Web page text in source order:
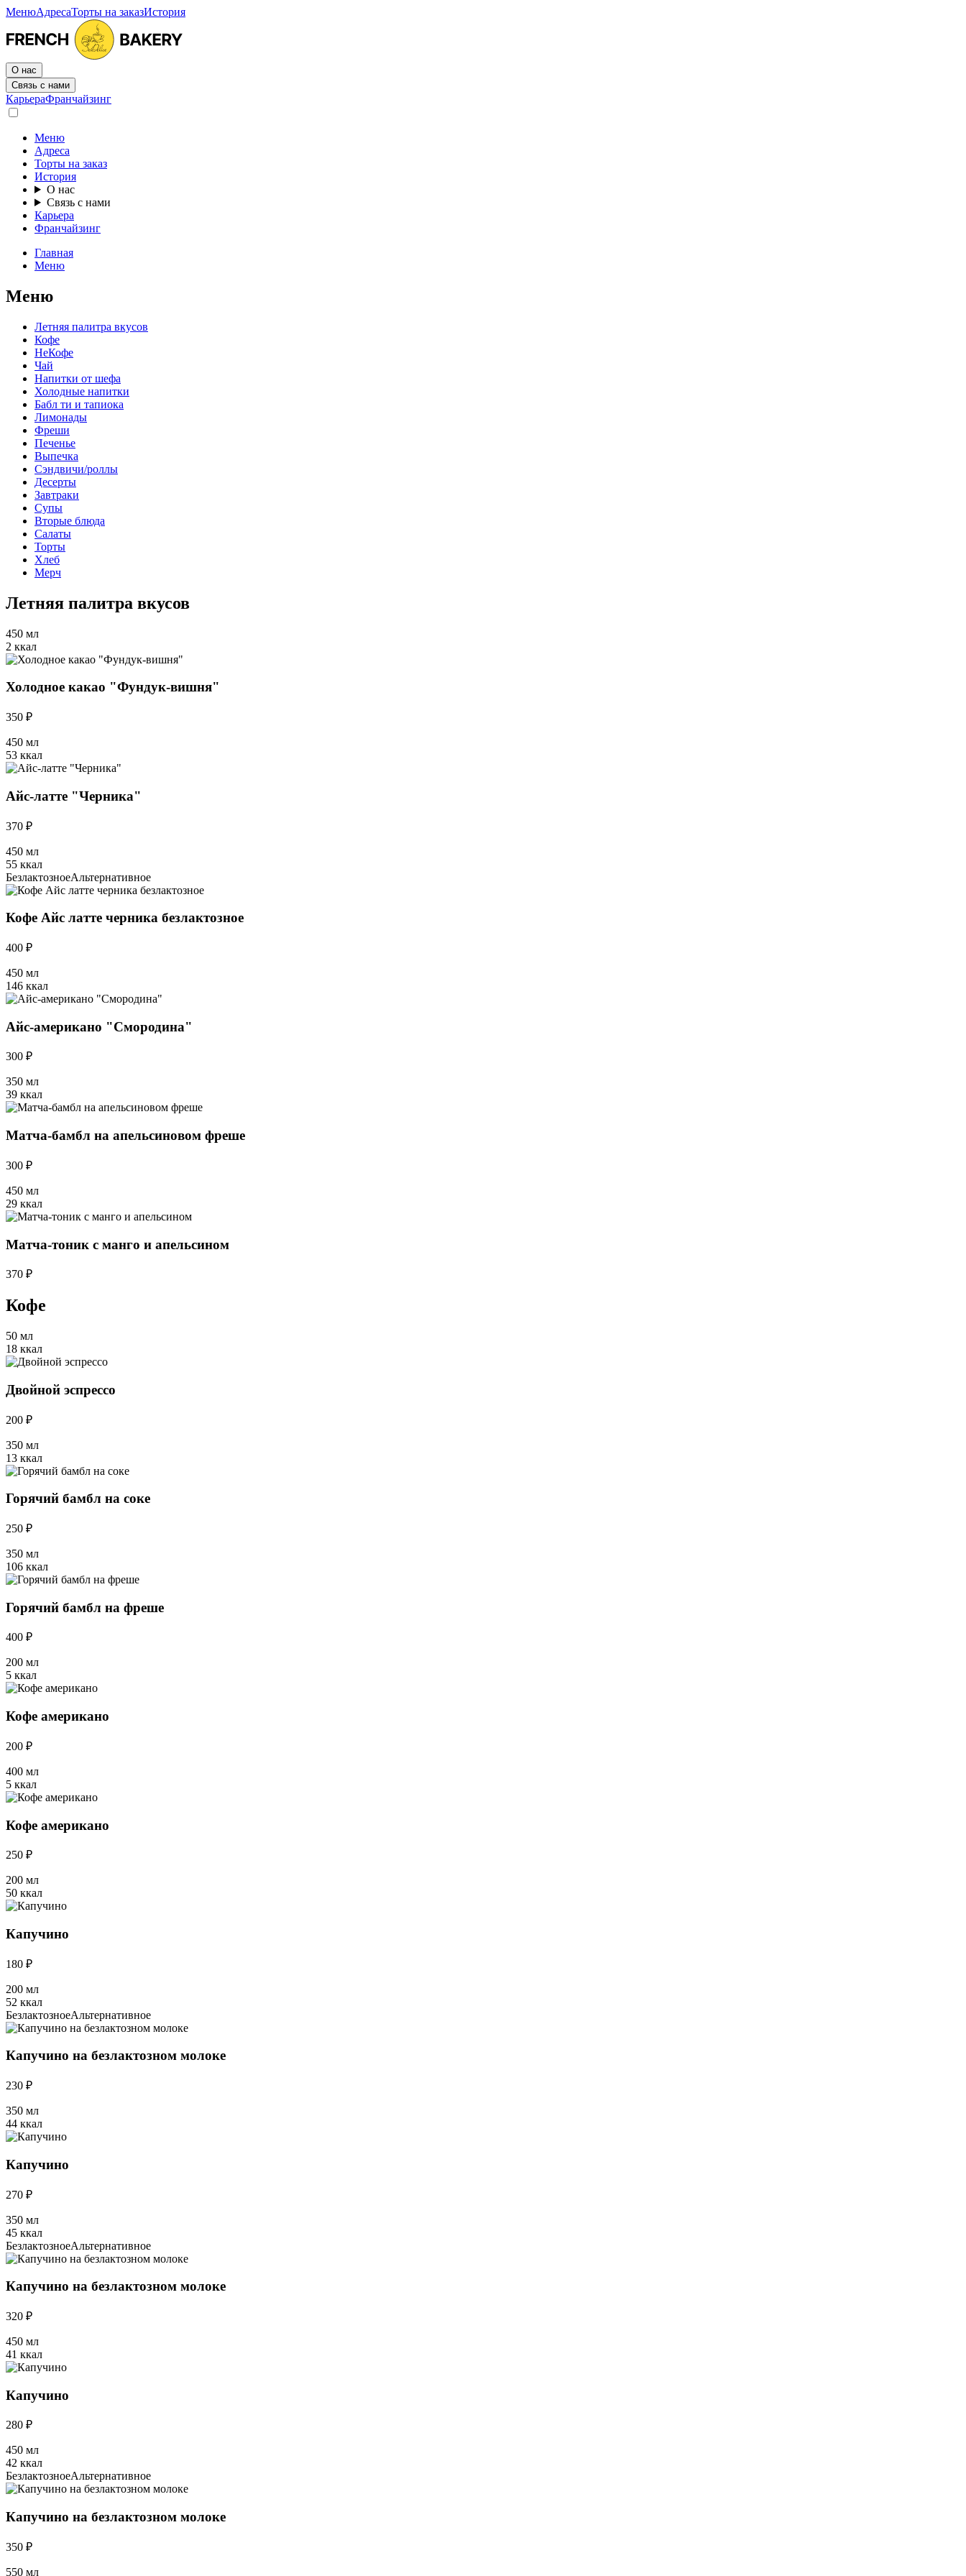
МенюАдресаТорты на заказИстория
О нас
Связь с нами
КарьераФранчайзинг
Меню
Адреса
Торты на заказ
История
О нас
Связь с нами
Карьера
Франчайзинг
Главная
Меню
Меню
Летняя палитра вкусов
Кофе
НеКофе
Чай
Напитки от шефа
Холодные напитки
Бабл ти и тапиока
Лимонады
Фреши
Печенье
Выпечка
Сэндвичи/роллы
Десерты
Завтраки
Супы
Вторые блюда
Салаты
Торты
Хлеб
Мерч
Летняя палитра вкусов
450 мл
2 ккал
Холодное какао "Фундук-вишня"
350 ₽
450 мл
53 ккал
Айс-латте "Черника"
370 ₽
450 мл
55 ккал
БезлактозноеАльтернативное
Кофе Айс латте черника безлактозное
400 ₽
450 мл
146 ккал
Айс-американо "Смородина"
300 ₽
350 мл
39 ккал
Матча-бамбл на апельсиновом фреше
300 ₽
450 мл
29 ккал
Матча-тоник с манго и апельсином
370 ₽
Кофе
50 мл
18 ккал
Двойной эспрессо
200 ₽
350 мл
13 ккал
Горячий бамбл на соке
250 ₽
350 мл
106 ккал
Горячий бамбл на фреше
400 ₽
200 мл
5 ккал
Кофе американо
200 ₽
400 мл
5 ккал
Кофе американо
250 ₽
200 мл
50 ккал
Капучино
180 ₽
200 мл
52 ккал
БезлактозноеАльтернативное
Капучино на безлактозном молоке
230 ₽
350 мл
44 ккал
Капучино
270 ₽
350 мл
45 ккал
БезлактозноеАльтернативное
Капучино на безлактозном молоке
320 ₽
450 мл
41 ккал
Капучино
280 ₽
450 мл
42 ккал
БезлактозноеАльтернативное
Капучино на безлактозном молоке
350 ₽
550 мл